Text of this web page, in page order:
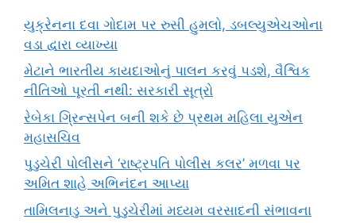
યુક્રેનના દવા ગોદામ પર રુસી હુમલો, ડબલ્યુએચઓના
વડા દ્વારા વ્યાખ્યા
મેટાને ભારતીય કાયદાઓનું પાલન કરવું પડશે, વૈશ્વિક
નીતિઓ પૂરતી નથી: સરકારી સૂત્રો
રેબેકા ગ્રિન્સપેન બની શકે છે પ્રથમ મહિલા યુએન
મહાસચિવ
પુડુચેરી પોલીસને ‘રાષ્ટ્રપતિ પોલીસ કલર’ મળવા પર
અમિત શાહે અભિનંદન આપ્યા
તામિલનાડુ અને પુડુચેરીમાં મધ્યમ વરસાદની સંભાવના